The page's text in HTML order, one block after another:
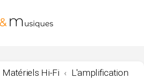
Matériels Hi-Fi L'amplification